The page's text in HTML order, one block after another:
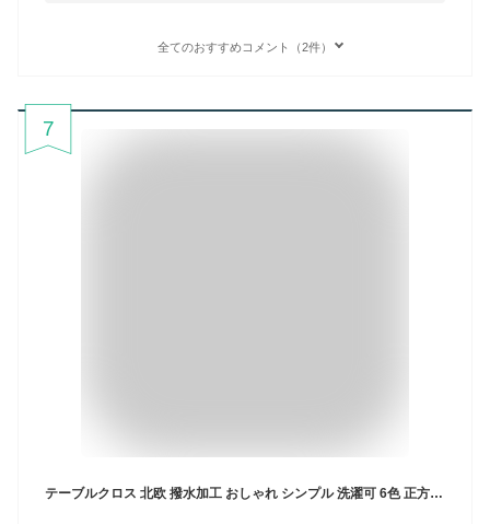
全てのおすすめコメント（2件）
7
テーブルクロス 北欧 撥水加工 おしゃれ シンプル 洗濯可 6色 正方形 長方形 140 160 180 200 220 240 260 ダイニング インテリア バリエーション ポリエステル 麻 食卓 モダン レストラン リネン キッチン 防水 ナチュラル 季節 春 夏 秋 冬